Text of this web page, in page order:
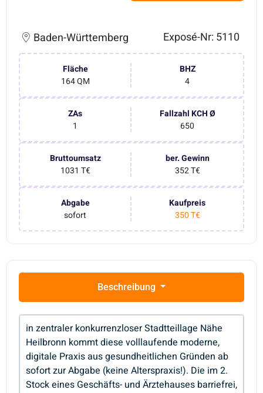
Baden-Württemberg Exposé-Nr: 5110
Fläche
164 QM
BHZ
4
ZAs
1
Fallzahl KCH Ø
650
Bruttoumsatz
1031 T€
ber. Gewinn
352 T€
Abgabe
sofort
Kaufpreis
350 T€
Beschreibung